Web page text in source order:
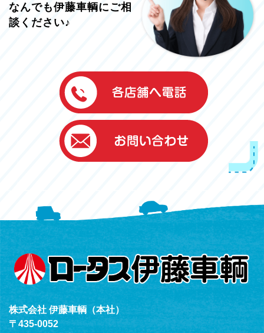
なんでも伊藤車輌にご相
談ください♪
伊藤車輌（本社）
050-5851-0337
グッドワン浜松
050-5851-0338
浜北店
050-5851-0339
（年中無休24h対応）
株式会社 伊藤車輌（本社）
〒435-0052